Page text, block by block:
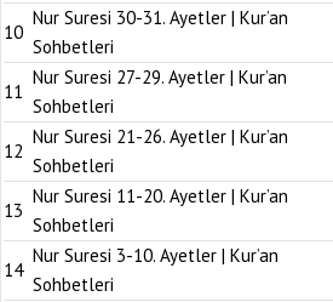
10
Nur Suresi 30-31. Ayetler | Kur’an
Sohbetleri
11
Nur Suresi 27-29. Ayetler | Kur’an
Sohbetleri
12
Nur Suresi 21-26. Ayetler | Kur’an
Sohbetleri
13
Nur Suresi 11-20. Ayetler | Kur’an
Sohbetleri
14
Nur Suresi 3-10. Ayetler | Kur’an
Sohbetleri